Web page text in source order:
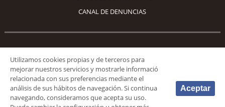
CANAL DE DENUNCIAS
Síguenos
Utilizamos cookies propias y de terceros para
mejorar nuestros servicios y mostrarle informació
relacionada con sus preferencias mediante el
análisis de sus hábitos de navegación. Si continua
navegando, consideramos que acepta su uso.
Aceptar